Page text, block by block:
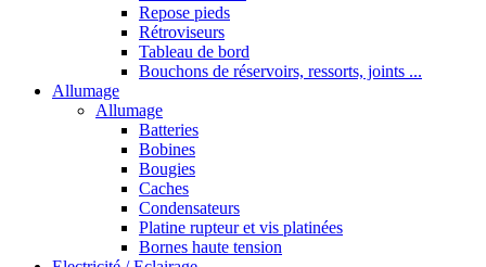
Repose pieds
Rétroviseurs
Tableau de bord
Bouchons de réservoirs, ressorts, joints ...
Allumage
Allumage
Batteries
Bobines
Bougies
Caches
Condensateurs
Platine rupteur et vis platinées
Bornes haute tension